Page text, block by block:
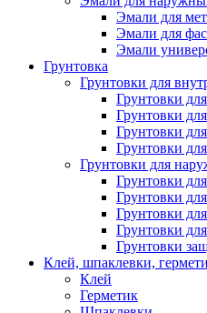
Эмали для
Эмали для
Эмали
Грунтовка
Грунтовки для
Грунтовки
Грунтовки
Грунтовки
Грунтовки
Грунтовки для
Грунтовки
Грунтовки
Грунтовки
Грунтовки
Грунтовки
Клей, шпаклевки,
Клей
Герметик